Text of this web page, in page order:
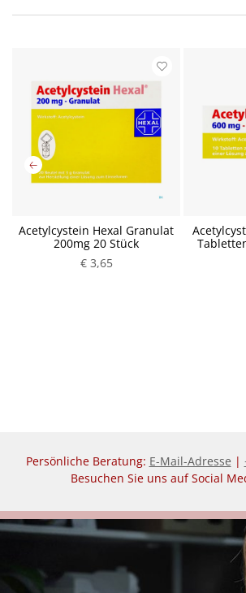
Acetylcystein Hexal Granulat
200mg 20 Stück
€ 3,65
P
Persönliche Beratung: E-Mail-Adresse |
Besuchen Sie uns auf Social